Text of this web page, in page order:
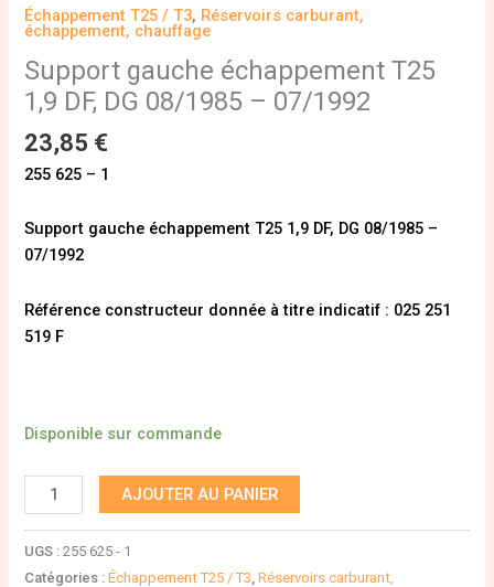
Échappement T25 / T3, Réservoirs carburant,
échappement, chauffage
Support gauche échappement T25
1,9 DF, DG 08/1985 – 07/1992
23,85 €
255 625 – 1
Support gauche échappement T25 1,9 DF, DG 08/1985 –
07/1992
Référence constructeur donnée à titre indicatif : 025 251
519 F
Disponible sur commande
AJOUTER AU PANIER
UGS :255 625 - 1
Catégories :Échappement T25 / T3 ,Réservoirs carburant,